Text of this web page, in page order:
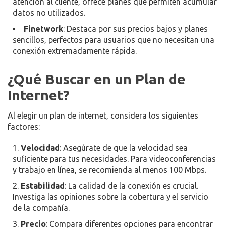
datos no utilizados.
Finetwork: Destaca por sus precios bajos y planes
sencillos, perfectos para usuarios que no necesitan una
conexión extremadamente rápida.
¿Qué Buscar en un Plan de
Internet?
Al elegir un plan de internet, considera los siguientes
factores:
Velocidad: Asegúrate de que la velocidad sea
suficiente para tus necesidades. Para videoconferencias
y trabajo en línea, se recomienda al menos 100 Mbps.
Estabilidad: La calidad de la conexión es crucial.
Investiga las opiniones sobre la cobertura y el servicio
de la compañía.
Precio: Compara diferentes opciones para encontrar